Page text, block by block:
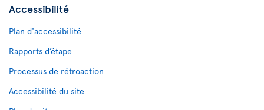
Accessibilité
Plan d'accessibilité
Rapports d’étape
Processus de rétroaction
Accessibilité du site